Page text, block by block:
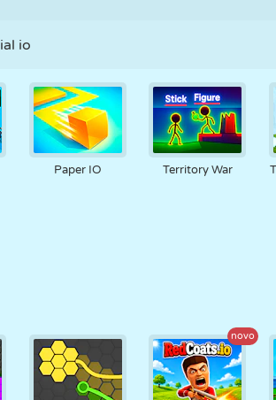
io
Paper IO Territory War
novo